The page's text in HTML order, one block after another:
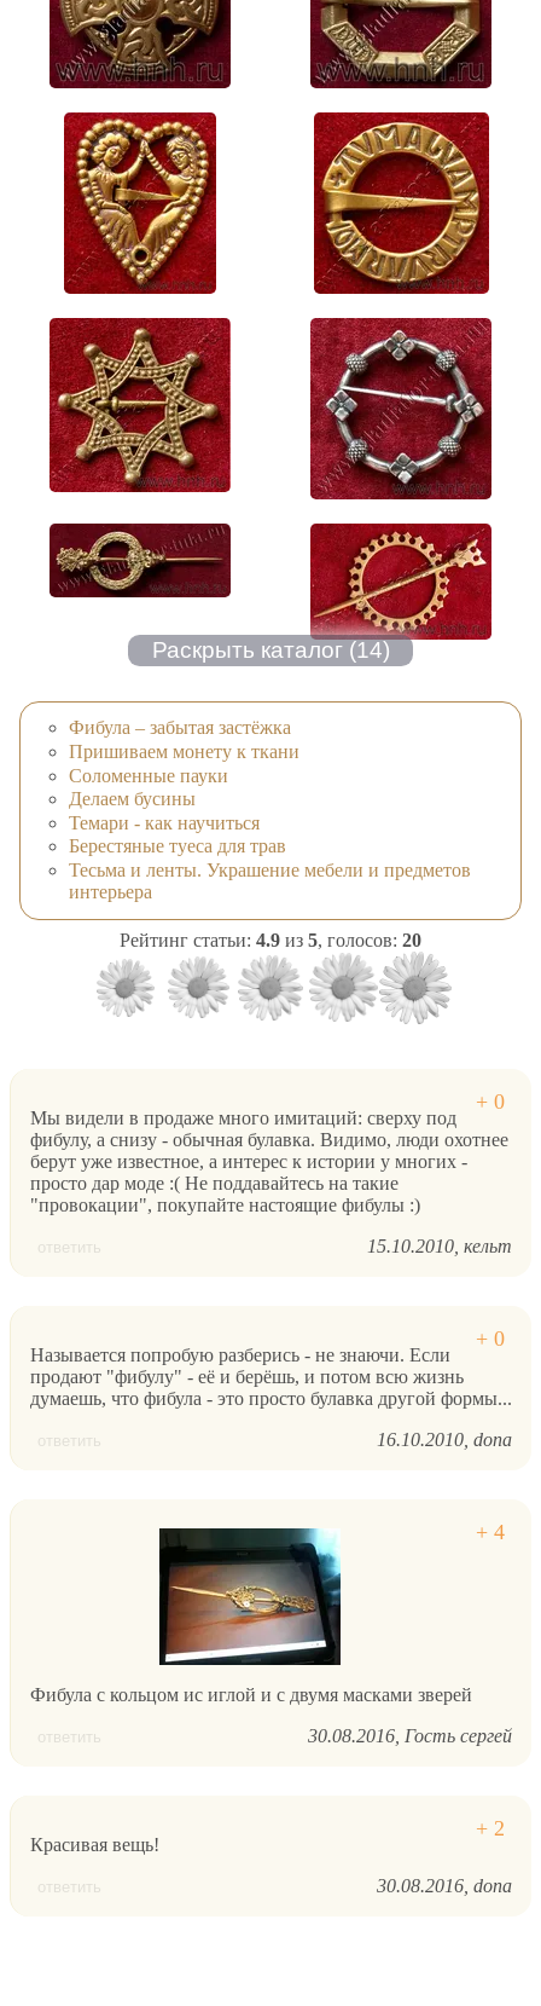
Фибула – забытая застёжка
Пришиваем монету к ткани
Соломенные пауки
Делаем бусины
Темари - как научиться
Берестяные туеса для трав
Тесьма и ленты. Украшение мебели и предметов
интерьера
Рейтинг статьи: 4.9 из 5, голосов: 20
Мы видели в продаже много имитаций: сверху под
фибулу, а снизу - обычная булавка. Видимо, люди охотнее
берут уже известное, а интерес к истории у многих -
просто дар моде :( Не поддавайтесь на такие
"провокации", покупайте настоящие фибулы :)
ответить 15.10.2010 кельт
Называется попробую разберись - не знаючи. Если
продают "фибулу" - её и берёшь, и потом всю жизнь
думаешь, что фибула - это просто булавка другой формы...
ответить 16.10.2010 dona
Фибула с кольцом ис иглой и с двумя масками зверей
ответить 30.08.2016 Гость сергей
Красивая вещь!
ответить 30.08.2016 dona